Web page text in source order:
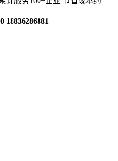
18836286881